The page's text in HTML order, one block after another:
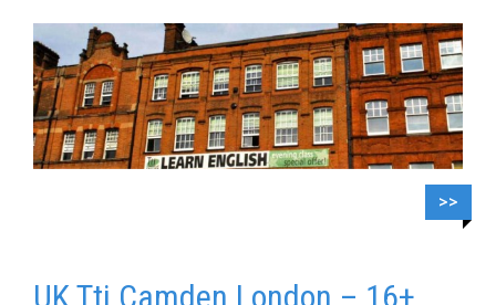
>>
UK Tti Camden London – 16+